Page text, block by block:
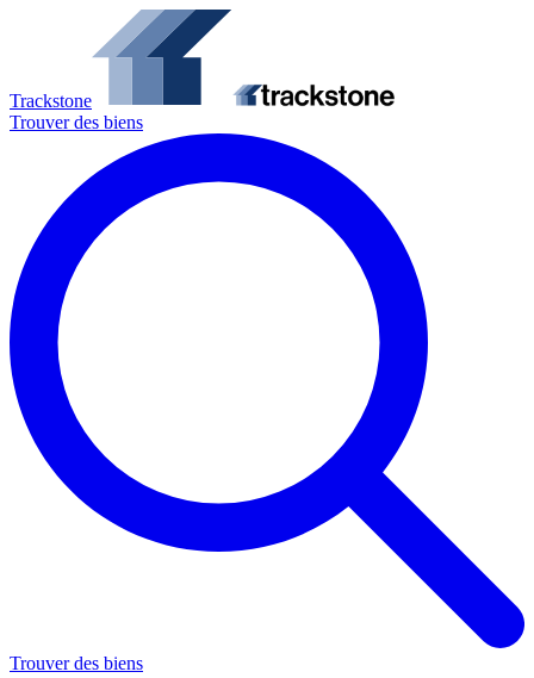
Trackstone
Trouver des biens
Trouver des biens